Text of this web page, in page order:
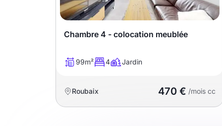
Chambre 4 - colocation meublée
99m² 4 Jardin
Roubaix 470 € /mois cc